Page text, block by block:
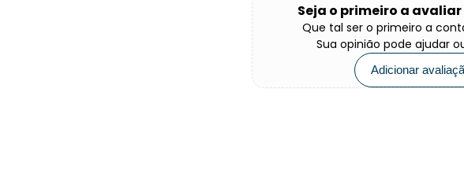
Seja o primeiro a
Que tal ser o primeiro a
Sua opinião pode ajudar
Adicionar